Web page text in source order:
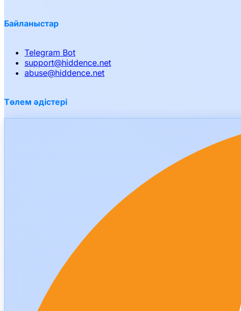
Байланыстар
Telegram Bot
support@hiddence.net
abuse@hiddence.net
Төлем әдістері